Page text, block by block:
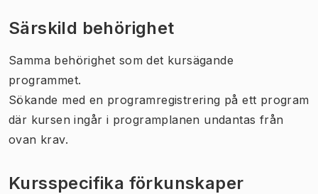
Särskild behörighet
Samma behörighet som det kursägande
programmet.
Sökande med en programregistrering på ett program
där kursen ingår i programplanen undantas från
ovan krav.
Kursspecifika förkunskaper